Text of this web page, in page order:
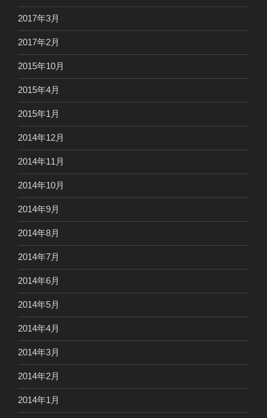
2017年3月
2017年2月
2015年10月
2015年4月
2015年1月
2014年12月
2014年11月
2014年10月
2014年9月
2014年8月
2014年7月
2014年6月
2014年5月
2014年4月
2014年3月
2014年2月
2014年1月